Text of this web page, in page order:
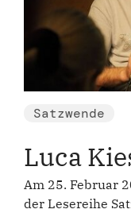
Satzwende
Luca
Am 25. Februar
der Lesereihe